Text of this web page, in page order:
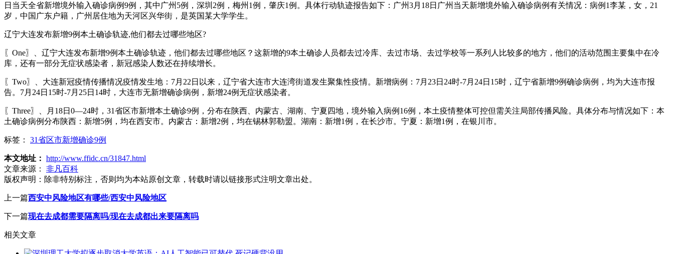
日当天全省新增境外输入确诊病例9例，其中广州5例，深圳2例，梅州1例，肇庆1例。具体行动轨迹报告如下：广州3月18日广州当天新增境外输入确诊病例有关情况：病例1李某，女，21
岁，中国广东户籍，广州居住地为天河区兴华街，是英国某大学学生。
辽宁大连发布新增9例本土确诊轨迹,他们都去过哪些地区?
〖One〗、辽宁大连发布新增9例本土确诊轨迹，他们都去过哪些地区？这新增的9本土确诊人员都去过冷库、去过市场、去过学校等一系列人比较多的地方，他们的活动范围主要集中在冷
库，还有一部分无症状感染者，新冠感染人数还在持续增长。
〖Two〗、大连新冠疫情传播情况疫情发生地：7月22日以来，辽宁省大连市大连湾街道发生聚集性疫情。新增病例：7月23日24时-7月24日15时，辽宁省新增9例确诊病例，均为大连市报
告。7月24日15时-7月25日14时，大连市无新增确诊病例，新增24例无症状感染者。
〖Three〗、月18日0—24时，31省区市新增本土确诊9例，分布在陕西、内蒙古、湖南、宁夏四地，境外输入病例16例，本土疫情整体可控但需关注局部传播风险。具体分布与情况如下：本
土确诊病例分布陕西：新增5例，均在西安市。内蒙古：新增2例，均在锡林郭勒盟。湖南：新增1例，在长沙市。宁夏：新增1例，在银川市。
标签： 31省区市新增确诊9例
本文地址： http://www.ffidc.cn/31847.html
文章来源：
非凡百科
版权声明： 除非特别标注，否则均为本站原创文章，转载时请以链接形式注明文章出处。
上一篇西安中风险地区有哪些/西安中风险地区
下一篇现在去成都需要隔离吗/现在去成都出来要隔离吗
相关文章